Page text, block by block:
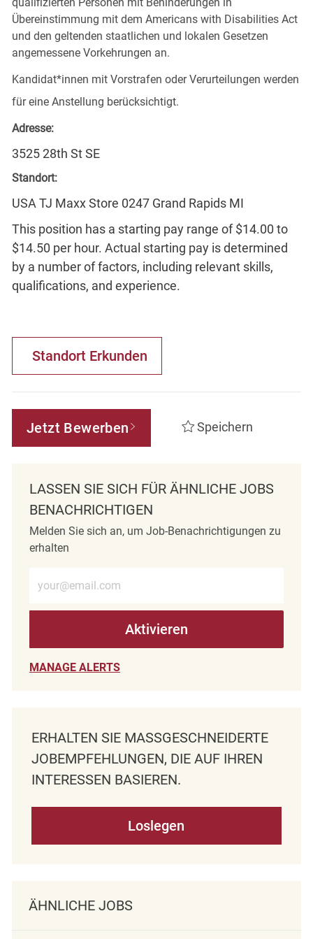
Übereinstimmung mit dem Americans with Disabilities Act
und den geltenden staatlichen und lokalen Gesetzen
angemessene Vorkehrungen an.
Kandidat*innen mit Vorstrafen oder Verurteilungen werden
für eine Anstellung berücksichtigt.
Adresse:
3525 28th St SE
Standort:
USA TJ Maxx Store 0247 Grand Rapids MI
This position has a starting pay range of $14.00 to
$14.50 per hour. Actual starting pay is determined
by a number of factors, including relevant skills,
qualifications, and experience.
Standort Erkunden
Jetzt Bewerben Speichern
LASSEN SIE SICH FÜR ÄHNLICHE JOBS
BENACHRICHTIGEN
Melden Sie sich an, um Job-Benachrichtigungen zu
erhalten
Aktivieren
MANAGE ALERTS
ERHALTEN SIE MASSGESCHNEIDERTE J
OBEMPFEHLUNGEN, DIE AUF IHREN I
NTERESSEN BASIEREN.
Loslegen
ÄHNLICHE JOBS